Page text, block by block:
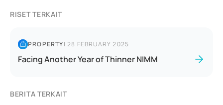
RISET TERKAIT
PROPERTY|28 FEBRUARY 2025
Facing Another Year of Thinner NIMM
BERITA TERKAIT